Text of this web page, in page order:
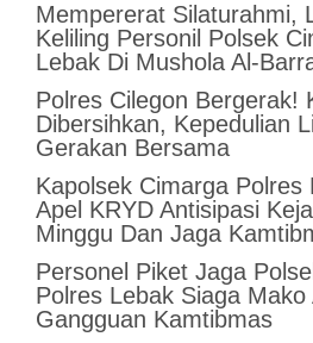
Mempererat Silaturahmi,
Keliling Personil Polsek
Lebak Di Mushola Al-
Polres Cilegon Bergerak!
Dibersihkan, Kepedulian
Gerakan Bersama
Kapolsek Cimarga Polres
Apel KRYD Antisipasi
Minggu Dan Jaga
Personel Piket Jaga
Polres Lebak Siaga Mako
Gangguan Kamtibmas